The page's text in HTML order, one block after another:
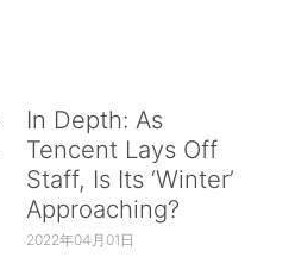
In Depth: As
Tencent Lays Off
Staff, Is Its ‘Winter’
Approaching?
2022年04月01日